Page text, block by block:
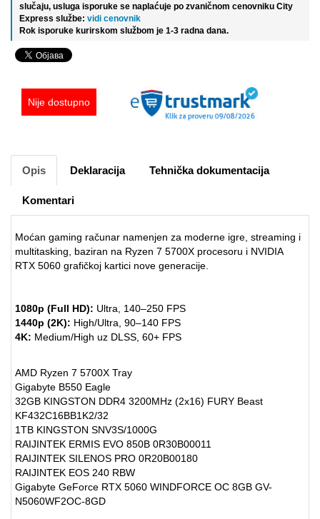
slučaju, usluga isporuke se naplaćuje po zvaničnom cenovniku City
Express službe: vidi cenovnik
Rok isporuke kurirskom službom je 1-3 radna dana.
Nije dostupno
Opis Deklaracija Tehnička dokumentacija
Komentari
Moćan gaming računar namenjen za moderne igre, streaming i
multitasking, baziran na Ryzen 7 5700X procesoru i NVIDIA
RTX 5060 grafičkoj kartici nove generacije.
1080p (Full HD): Ultra, 140–250 FPS
1440p (2K): High/Ultra, 90–140 FPS
4K: Medium/High uz DLSS, 60+ FPS
AMD Ryzen 7 5700X Tray
Gigabyte B550 Eagle
32GB KINGSTON DDR4 3200MHz (2x16) FURY Beast
KF432C16BB1K2/32
1TB KINGSTON SNV3S/1000G
RAIJINTEK ERMIS EVO 850B 0R30B00011
RAIJINTEK SILENOS PRO 0R20B00180
RAIJINTEK EOS 240 RBW
Gigabyte GeForce RTX 5060 WINDFORCE OC 8GB GV-
N5060WF2OC-8GD